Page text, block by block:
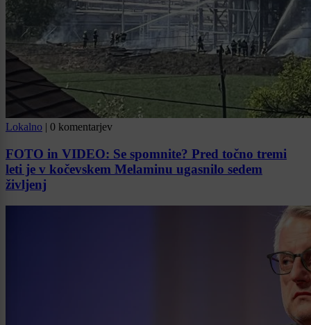
Lokalno | 0 komentarjev
FOTO in VIDEO: Se spomnite? Pred točno tremi
leti je v kočevskem Melaminu ugasnilo sedem
življenj